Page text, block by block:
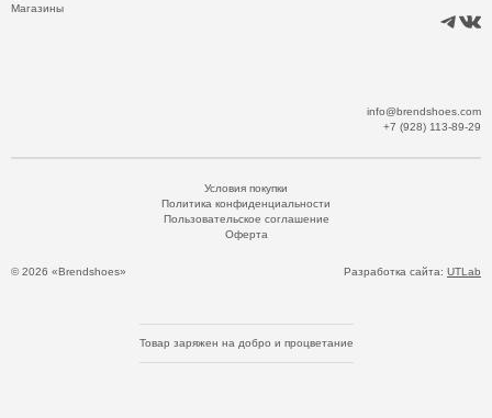
Магазины
info@brendshoes.com
+7 (928) 113-89-29
© 2026 «Brendshoes»
Условия покупки
Политика конфиденциальности
Пользовательское соглашение
Оферта
Разработка сайта: UTLab
Товар заряжен на добро и процветание